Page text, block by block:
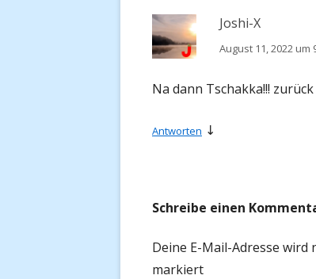
Joshi-X
August 11, 2022 um
Na dann Tschakka!!!
Antworten ↓
Schreibe einen
Deine E-Mail-Adresse
markiert